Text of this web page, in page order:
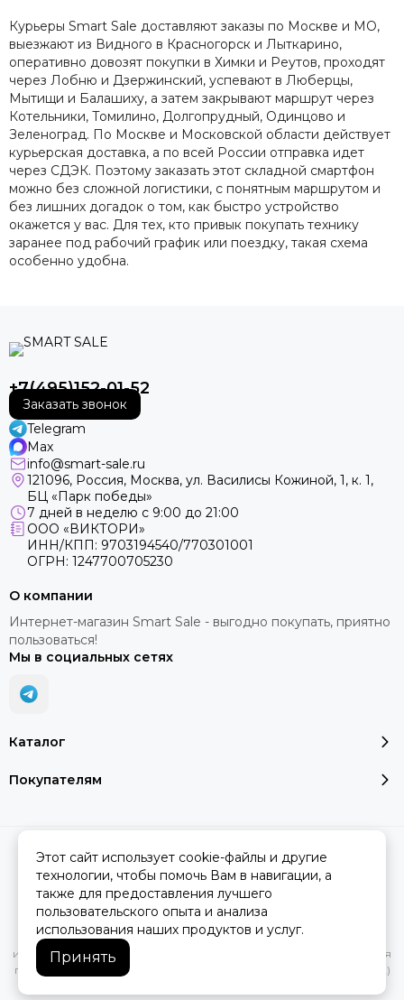
Курьеры Smart Sale доставляют заказы по Москве и МО,
выезжают из Видного в Красногорск и Лыткарино,
оперативно довозят покупки в Химки и Реутов, проходят
через Лобню и Дзержинский, успевают в Люберцы,
Мытищи и Балашиху, а затем закрывают маршрут через
Котельники, Томилино, Долгопрудный, Одинцово и
Зеленоград. По Москве и Московской области действует
курьерская доставка, а по всей России отправка идет
через СДЭК. Поэтому заказать этот складной смартфон
можно без сложной логистики, с понятным маршрутом и
без лишних догадок о том, как быстро устройство
окажется у вас. Для тех, кто привык покупать технику
заранее под рабочий график или поездку, такая схема
особенно удобна.
+7(495)152-01-52
Заказать звонок
Telegram
Max
info@smart-sale.ru
121096, Россия, Москва, ул. Василисы Кожиной, 1, к. 1,
БЦ «Парк победы»
7 дней в неделю с 9:00 до 21:00
ООО «ВИКТОРИ»
ИНН/КПП: 9703194540/770301001
ОГРН: 1247700705230
Каталог
Покупателям
О компании
Интернет-магазин Smart Sale - выгодно покупать, приятно
пользоваться!
Мы в социальных сетях
2026 © SMART SALE.Карта сайта
характеристик, стоимости товаров и услуг, носит
информационный характер и ни при каких условиях не является
публичной офертой, определяемой положениями Статьи 437(2)
Этот сайт использует cookie-файлы и другие
технологии, чтобы помочь Вам в навигации, а
также для предоставления лучшего
пользовательского опыта и анализа
использования наших продуктов и услуг.
Принять